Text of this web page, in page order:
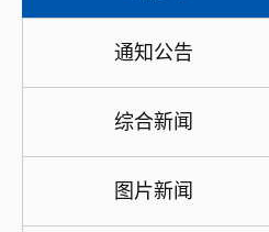
通知公告
综合新闻
图片新闻